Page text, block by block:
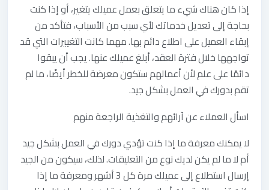
إذا كان هناك شيء ما يتعلق بعمل عميلك يتغير، أو إذا كنت
بحاجة إلى تعديل خدماتك لأي سبب من الأسباب، فتأكد من
إبقاء العميل على اطلاع دائم بها. مهما كانت التغييرات التي قد
تواجهها خلال فترة العقد، أبلغ عميلك عنها. يجب أن يبقوا
دائمًا على علم لأن أعمالهم ستكون معرضة للخطر أيضًا، ما لم
تقم بدورك في العمل بشكل جيد.
اسأل‭ ‬العملاء‭ ‬عن‭ ‬آرائهم‭ ‬والتغذية‭ ‬الراجعة‭ ‬منهم
لا يمكنك معرفة ما إذا كنت تؤدي دورك في العمل بشكل جيد
أم لا ما لم يكن لديك نوع من التعليقات. لذلك، سيكون من الجيد
إرسال استطلاع إلى عميلك مرة كل 3 أشهر ومعرفة ما إذا